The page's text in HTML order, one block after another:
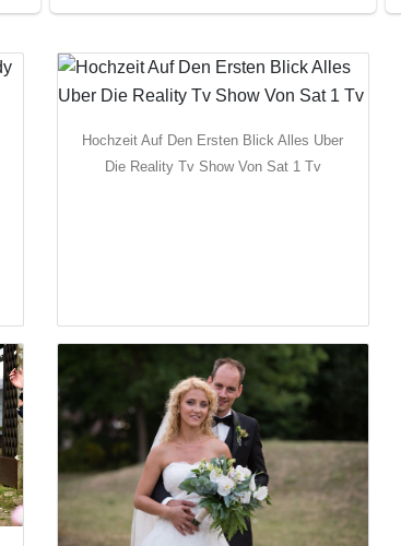
Hochzeit Auf Den Ersten Blick Alles Uber
Die Reality Tv Show Von Sat 1 Tv